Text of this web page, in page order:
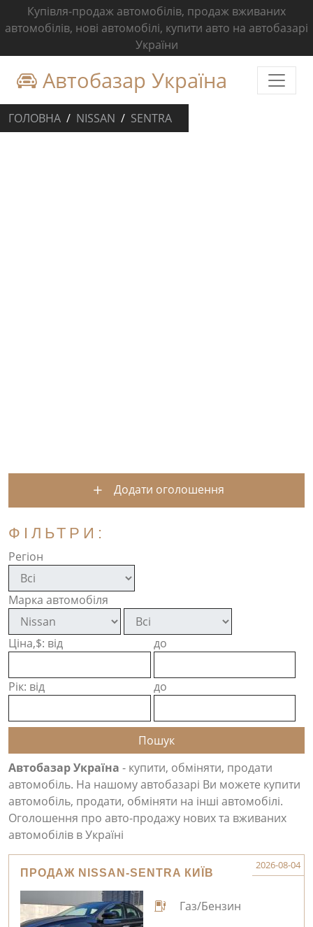
Купівля-продаж автомобілів, продаж вживаних
автомобілів, нові автомобілі, купити авто на автобазарі
України
Автобазар Україна
ГОЛОВНА NISSAN SENTRA
Додати оголошення
ФІЛЬТРИ:
Регіон
Марка автомобіля
Ціна,$: від до
Рік: від до
Автобазар Україна - купити, обміняти, продати
автомобіль. На нашому автобазарі Ви можете купити
автомобіль, продати, обміняти на інші автомобілі.
Оголошення про авто-продажу нових та вживаних
автомобілів в Україні
ПРОДАЖ NISSAN-SENTRA КИЇВ
2026-08-04
Газ/Бензин